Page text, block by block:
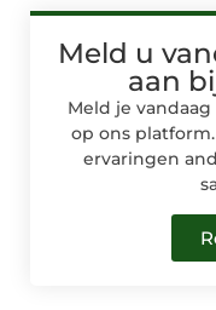
Meld u
aan
Meld je
op ons
ervaringen